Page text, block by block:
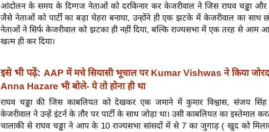
आंदोलन के समय के दिग्गज नेताओं को दरकिनार कर केजरीवाल ने जिस राघव चड्ढा और
जैसे नेताओं को पार्टी का बड़ा चेहरा बनाया, उन्होंने ही एक झटके में केजरीवाल का साथ
नेताओं ने सिर्फ केजरीवाल को झटका ही नहीं दिया, बल्कि राज्यसभा में एक तरह से आम
खत्म ही कर दिया।
इसे भी पढ़ें: AAP में मचे सियासी भूचाल पर Kumar Vishwas ने किया
Anna Hazare भी बोले- ये तो होना ही था
राघव चड्ढा की जिस काबलियत को देखकर एक जमाने में कुमार विश्वास, संजय
केजरीवाल ने उन्हें इंटर्न के तौर पर पार्टी के साथ जोड़ा था। उसी काबलियत का इस्तेमाल
चालाकी से राघव चड्ढा ने आप के 10 राज्यसभा सांसदों में से 7 का जुगाड़ ( खुद को